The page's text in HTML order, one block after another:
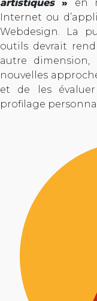
artistiques» en
Internet ou
Webdesign. La
outils devrait
autre
nouvelles
et de les
profilage